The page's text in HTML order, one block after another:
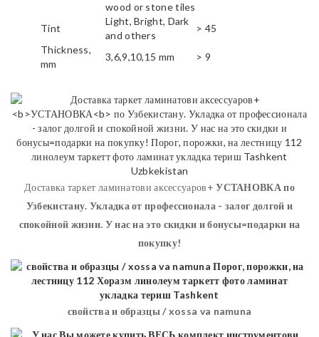
wood or stone tiles
Tint
Light, Bright, Dark
and others
> 45
Thickness,
mm
3,6,9,10,15 mm > 9
Доставка таркет ламинатови аксессуаров+УСТАНОВКАпо
Узбекистану. Укладка от профессионала - залог долгой и
спокойной жизни. У нас на это скидки и бонусы=подарки на
покупку!
свойства и образцы / xossa va namuna